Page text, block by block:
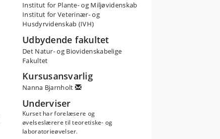
Institut for Plante- og Miljøvidenskab
Institut for Veterinær- og
Husdyrvidenskab (IVH)
Udbydende fakultet
Det Natur- og Biovidenskabelige
Fakultet
Kursusansvarlig
Nanna Bjarnholt
Underviser
Kurset har forelæsere og
øvelseslærere til teoretiske- og
laboratorieøvelser.